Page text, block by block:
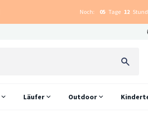
Noch: 05 Tage 12
Läufer Outdoor